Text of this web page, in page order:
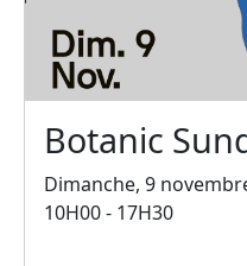
Botanic
Dimanche, 9
10H00 - 17H30